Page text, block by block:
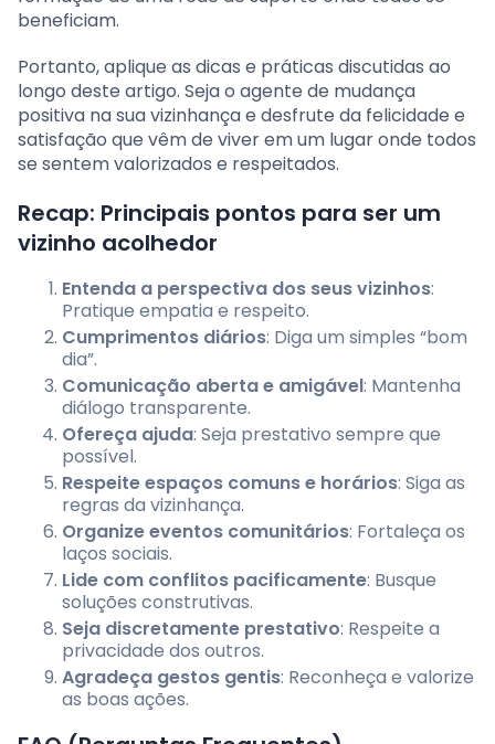
beneficiam.
Portanto, aplique as dicas e práticas discutidas ao
longo deste artigo. Seja o agente de mudança
positiva na sua vizinhança e desfrute da felicidade e
satisfação que vêm de viver em um lugar onde todos
se sentem valorizados e respeitados.
Recap: Principais pontos para ser um
vizinho acolhedor
Entenda a perspectiva dos seus vizinhos:
Pratique empatia e respeito.
Cumprimentos diários: Diga um simples “bom
dia”.
Comunicação aberta e amigável: Mantenha
diálogo transparente.
Ofereça ajuda: Seja prestativo sempre que
possível.
Respeite espaços comuns e horários: Siga as
regras da vizinhança.
Organize eventos comunitários: Fortaleça os
laços sociais.
Lide com conflitos pacificamente: Busque
soluções construtivas.
Seja discretamente prestativo: Respeite a
privacidade dos outros.
Agradeça gestos gentis: Reconheça e valorize
as boas ações.